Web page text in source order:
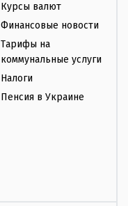
Курсы валют
Финансовые новости
Тарифы на
коммунальные услуги
Налоги
Пенсия в Украине